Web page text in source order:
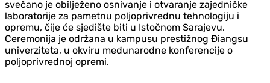
svečano je obilježeno osnivanje i otvaranje zajedničke
laboratorije za pametnu poljoprivrednu tehnologiju i
opremu, čije će sjedište biti u Istočnom Sarajevu.
Ceremonija je održana u kampusu prestižnog Điangsu
univerziteta, u okviru međunarodne konferencije o
poljoprivrednoj opremi.